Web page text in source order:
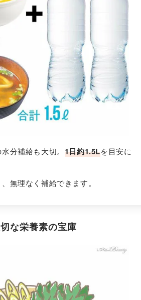
分補給も大切。 1日約1.5Lを目安に
無理なく補給できます。
な栄養素の宝庫